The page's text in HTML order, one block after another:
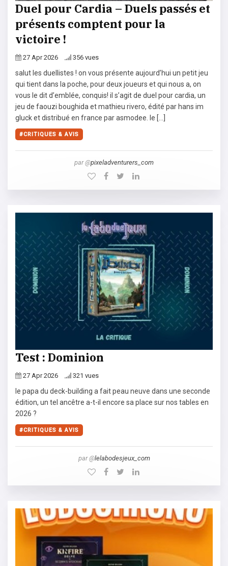
Duel pour Cardia – Duels passés et
présents comptent pour la
victoire !
27 Apr 2026 356 vues
salut les duellistes ! on vous présente aujourd’hui un petit jeu
qui tient dans la poche, pour deux joueurs et qui nous a, on
vous le dit d’emblée, conquis! il s’agit de duel pour cardia, un
jeu de faouzi boughida et mathieu rivero, édité par hans im
gluck et distribué en france par asmodee. le […]
CRITIQUES & AVIS
par @pixeladventurers_com
Test : Dominion
27 Apr 2026 321 vues
le papa du deck-building a fait peau neuve dans une seconde
édition, un tel ancêtre a-t-il encore sa place sur nos tables en
2026 ?
CRITIQUES & AVIS
par @lelabodesjeux_com